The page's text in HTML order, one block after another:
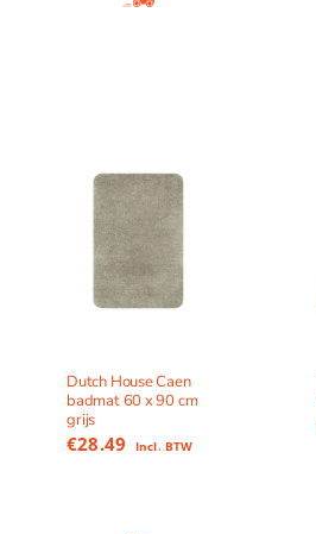
Dutch House Caen
badmat 60 x 90 cm
grijs
€28.49 Incl. BTW